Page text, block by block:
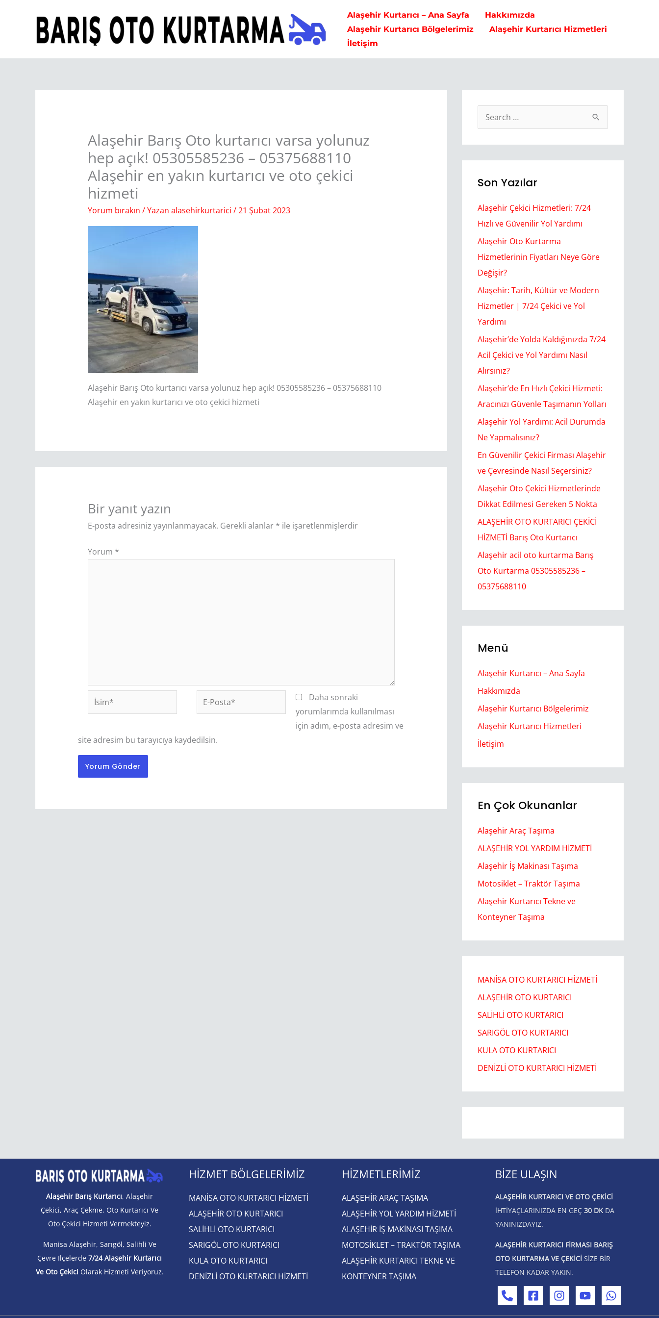
Alaşehir Kurtarıcı – Ana Sayfa
Hakkımızda
Alaşehir Kurtarıcı Bölgelerimiz
Alaşehir Kurtarıcı Hizmetleri
İletişim
Alaşehir Barış Oto kurtarıcı varsa yolunuz
hep açık! 05305585236 – 05375688110
Alaşehir en yakın kurtarıcı ve oto çekici
hizmeti
Yorum bırakın / Yazan alasehirkurtarici /21 Şubat 2023
Alaşehir Barış Oto kurtarıcı varsa yolunuz hep açık! 05305585236 – 05375688110
Alaşehir en yakın kurtarıcı ve oto çekici hizmeti
Bir yanıt yazın
E-posta adresiniz yayınlanmayacak. Gerekli alanlar * ile işaretlenmişlerdir
Yorum *
İsim*
Posta*
Daha sonraki
yorumlarımda kullanılması
için adım, e-posta adresim ve
site adresim bu tarayıcıya kaydedilsin.
c
f
o
r
:
Son Yazılar
Alaşehir Çekici Hizmetleri: 7/24
Hızlı ve Güvenilir Yol Yardımı
Alaşehir Oto Kurtarma
Hizmetlerinin Fiyatları Neye Göre
Değişir?
Alaşehir: Tarih, Kültür ve Modern
Hizmetler | 7/24 Çekici ve Yol
Yardımı
Alaşehir’de Yolda Kaldığınızda 7/24
Acil Çekici ve Yol Yardımı Nasıl
Alırsınız?
Alaşehir’de En Hızlı Çekici Hizmeti:
Aracınızı Güvenle Taşımanın Yolları
Alaşehir Yol Yardımı: Acil Durumda
Ne Yapmalısınız?
En Güvenilir Çekici Firması Alaşehir
ve Çevresinde Nasıl Seçersiniz?
Alaşehir Oto Çekici Hizmetlerinde
Dikkat Edilmesi Gereken 5 Nokta
ALAŞEHİR OTO KURTARICI ÇEKİCİ
HİZMETİ Barış Oto Kurtarıcı
Alaşehir acil oto kurtarma Barış
Oto Kurtarma 05305585236 –
05375688110
Menü
Alaşehir Kurtarıcı – Ana Sayfa
Hakkımızda
Alaşehir Kurtarıcı Bölgelerimiz
Alaşehir Kurtarıcı Hizmetleri
İletişim
En Çok Okunanlar
Alaşehir Araç Taşıma
ALAŞEHİR YOL YARDIM HİZMETİ
Alaşehir İş Makinası Taşıma
Motosiklet – Traktör Taşıma
Alaşehir Kurtarıcı Tekne ve
Konteyner Taşıma
MANİSA OTO KURTARICI HİZMETİ
ALAŞEHİR OTO KURTARICI​
SALİHLİ OTO KURTARICI​
SARIGÖL OTO KURTARICI​
KULA OTO KURTARICI​
DENİZLİ OTO KURTARICI HİZMETİ
Alaşehir Barış Kurtarıcı, Alaşehir
Çekici, Araç Çekme, Oto Kurtarıcı Ve
Oto Çekici Hizmeti Vermekteyiz.
Manisa Alaşehir, Sarıgöl, Salihli Ve
Çevre Ilçelerde7/24 Alaşehir Kurtarıcı
Ve Oto Çekici Olarak Hizmeti Veriyoruz.
HIZMET BÖLGELERIMIZ
MANİSA OTO KURTARICI HİZMETİ
ALAŞEHİR OTO KURTARICI​
SALİHLİ OTO KURTARICI​
SARIGÖL OTO KURTARICI​
KULA OTO KURTARICI​
DENİZLİ OTO KURTARICI HİZMETİ
HIZMETLERIMIZ
ALAŞEHIR ARAÇ TAŞIMA
ALAŞEHİR YOL YARDIM HİZMETİ
ALAŞEHIR İŞ MAKINASI TAŞIMA
MOTOSIKLET – TRAKTÖR TAŞIMA
ALAŞEHIR KURTARICI TEKNE VE
KONTEYNER TAŞIMA
BIZE ULAŞIN
ALAŞEHIR KURTARICI VE OTO ÇEKICI
IHTIYAÇLARINIZDA EN GEÇ 30 DKDA
YANINIZDAYIZ.
ALAŞEHIR KURTARICI FIRMASI BARIŞ
OTO KURTARMA VE ÇEKICI SIZE BIR
TELEFON KADAR YAKIN.